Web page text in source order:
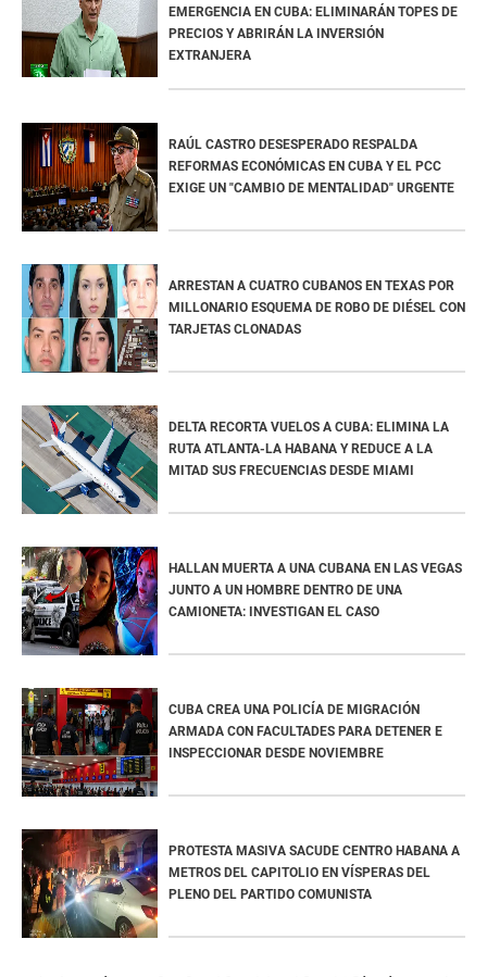
EMERGENCIA EN CUBA: ELIMINARÁN TOPES DE
PRECIOS Y ABRIRÁN LA INVERSIÓN
EXTRANJERA
RAÚL CASTRO DESESPERADO RESPALDA
REFORMAS ECONÓMICAS EN CUBA Y EL PCC
EXIGE UN "CAMBIO DE MENTALIDAD" URGENTE
ARRESTAN A CUATRO CUBANOS EN TEXAS POR
MILLONARIO ESQUEMA DE ROBO DE DIÉSEL CON
TARJETAS CLONADAS
DELTA RECORTA VUELOS A CUBA: ELIMINA LA
RUTA ATLANTA-LA HABANA Y REDUCE A LA
MITAD SUS FRECUENCIAS DESDE MIAMI
HALLAN MUERTA A UNA CUBANA EN LAS VEGAS
JUNTO A UN HOMBRE DENTRO DE UNA
CAMIONETA: INVESTIGAN EL CASO
CUBA CREA UNA POLICÍA DE MIGRACIÓN
ARMADA CON FACULTADES PARA DETENER E
INSPECCIONAR DESDE NOVIEMBRE
PROTESTA MASIVA SACUDE CENTRO HABANA A
METROS DEL CAPITOLIO EN VÍSPERAS DEL
PLENO DEL PARTIDO COMUNISTA